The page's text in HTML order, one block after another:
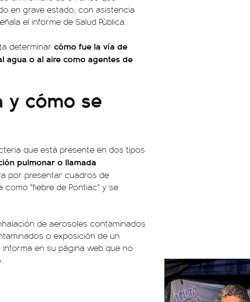
en grave estado, con asistencia
el informe de Salud Pública.
determinar cómo fue la vía de
agua o al aire como agentes de
y cómo se
que está presente en dos tipos
pulmonar o llamada
por presentar cuadros de
como "fiebre de Pontiac" y se
de aerosoles contaminados
o exposición de un
en su página web que no